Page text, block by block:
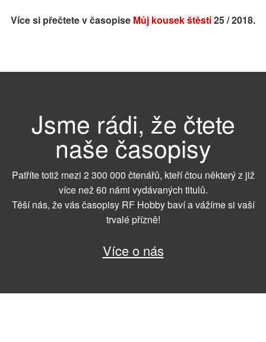
Více si přečtete v časopise Můj kousek štěstí25 / 2018.
Jsme rádi, že čtete
naše časopisy
Patříte totiž mezi 2 300 000 čtenářů, kteří čtou některý z již
více než 60 námi vydávaných titulů.
Těší nás, že vás časopisy RF Hobby baví a vážíme si vaší
trvalé přízně!
Více o nás